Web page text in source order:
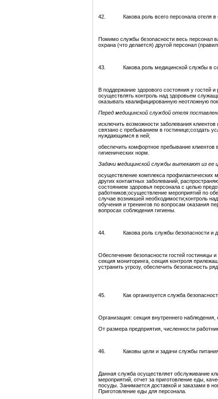
42. Какова роль всего персонала отеля в
Помимо службы безопасности весь персонал
охрана (что делается) другой персонал
43. Какова роль медицинской службы в
В поддержание здорового состояния у гостей
осуществлять контроль над здоровьем
оказывать квалифицированную неотложную
Перед медицинской службой отеля
исключить возможности заболевания
связано с пребыванием в гостинице;создать
нуждающимся в ней;
обеспечить комфортное пребывание клиентов
гигиенических норм.
Задачи медицинской службы вытекают из ее
осуществление комплекса профилактических
других контактных заболеваний,
состоянием здоровья персонала с целью
работников;осуществление мероприятий по
случае возникшей необходимости;контроль
обучения и тренингов по вопросам оказания
вопросах соблюдения гигиены.
44. Какова роль службы безопасности и
Обеспечение безопасности гостей гостиницы
секция мониторинга, секция контроля
устранить угрозу, обеспечить безопасность
45. Как организуется служба
Организация: секция внутреннего
От размера предприятия, численности
46. Каковы цели и задачи службы питания
Данная служба осуществляет обслуживание
мероприятий, отчет за приготовление еды,
посуды. Занимается доставкой и заказами в
Приготовление еды для персонала.